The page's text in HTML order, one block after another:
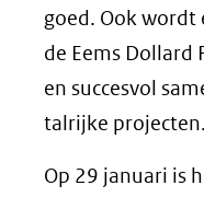
goed. Ook wordt
de Eems Dollard
en succesvol
talrijke projecten.
Op 29 januari is